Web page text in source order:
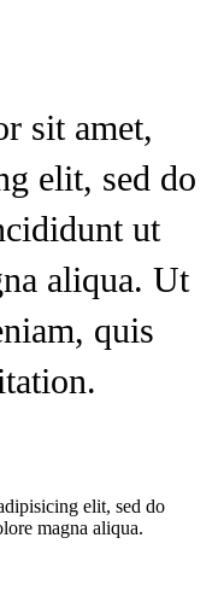
sit amet,
elit, sed do
ut
aliqua. Ut
quis
elit, sed do
magna aliqua.